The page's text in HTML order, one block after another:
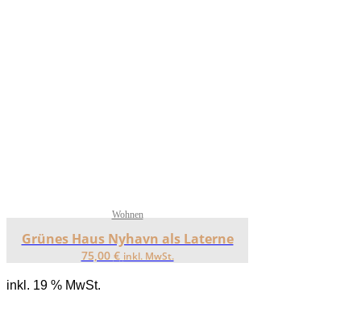
Wohnen
Grünes Haus Nyhavn als Laterne
75,00 € inkl. MwSt.
inkl. 19 % MwSt.